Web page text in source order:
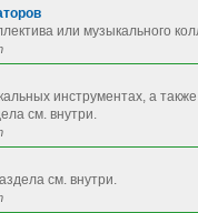
или музыкального
инструментах, а также
см. внутри.
см. внутри.